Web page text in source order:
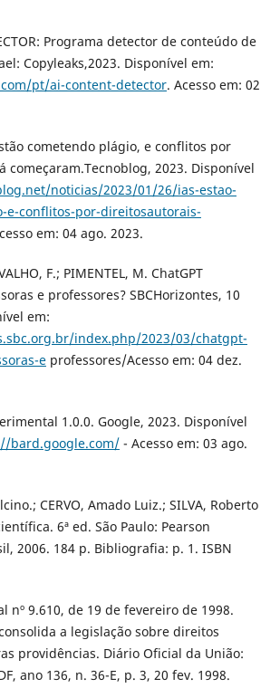
Programa detector de conteúdo de
Copyleaks,2023. Disponível em:
pt/ai-content-detector. Acesso em: 02
cometendo plágio, e conflitos por
começaram.Tecnoblog, 2023. Disponível
noticias/2023/01/26/ias-estao-
e-conflitos-por-direitosautorais-
em: 04 ago. 2023.
F.; PIMENTEL, M. ChatGPT
e professores? SBCHorizontes, 10
em:
index.php/2023/03/chatgpt-
eprofessores/Acesso em: 04 dez.
1.0.0. Google, 2023. Disponível
bard.google.com/- Acesso em: 03 ago.
CERVO, Amado Luiz.; SILVA, Roberto
6ª ed. São Paulo: Pearson
2006. 184 p. Bibliografia: p. 1. ISBN
nº 9.610, de 19 de fevereiro de 1998.
a legislação sobre direitos
providências. Diário Oficial da União:
ano 136, n. 36-E, p. 3, 20 fev. 1998.